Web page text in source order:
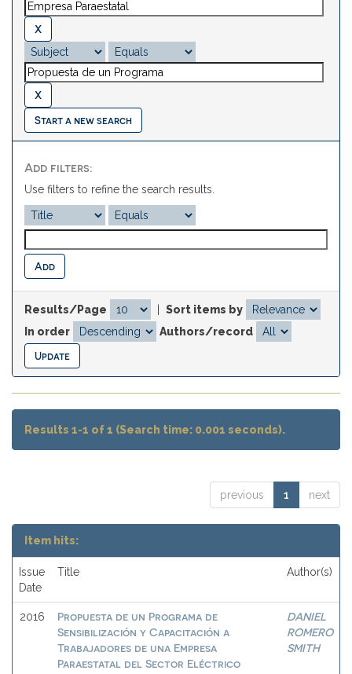
Start a new search
Add filters:
Use filters to refine the search results.
Results/Page
Sort items by
In order
Authors/record
Results 1-1 of 1 (Search time: 0.001 seconds).
previous 1 next
Item hits:
Issue
Date
Title Author(s)
2016
Propuesta de un Programa de
Sensibilización y Capacitación a
Trabajadores de una Empresa
Paraestatal del Sector Eléctrico
DANIEL
ROMERO
SMITH